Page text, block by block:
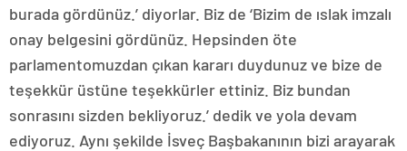
burada gördünüz.’ diyorlar. Biz de ‘Bizim de ıslak imzalı
onay belgesini gördünüz. Hepsinden öte
parlamentomuzdan çıkan kararı duydunuz ve bize de
teşekkür üstüne teşekkürler ettiniz. Biz bundan
sonrasını sizden bekliyoruz.’ dedik ve yola devam
ediyoruz. Aynı şekilde İsveç Başbakanının bizi arayarak